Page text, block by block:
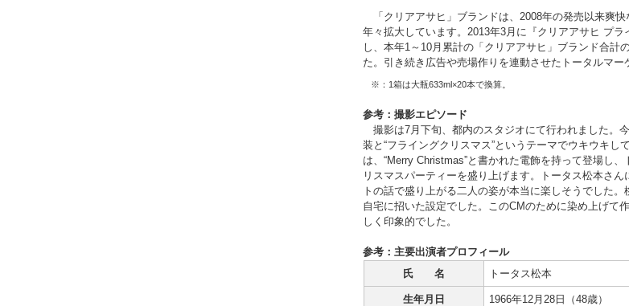
「クリアアサヒ」ブランドは、2008年の発売以来爽
年々拡大しています。2013年3月に『クリアアサヒ プ
し、本年1～10月累計の「クリアアサヒ」ブランド合計
た。引き続き広告や売場作りを連動させたトータルマ
※：1箱は大瓶633ml×20本で換算。
参考：撮影エピソード
撮影は7月下旬、都内のスタジオにて行われました。
装と“フライングクリスマス”というテーマでウキウキ
は、“Merry Christmas”と書かれた電飾を持って登場し
リスマスパーティーを盛り上げます。トータス松本さ
トの話で盛り上がる二人の姿が本当に楽しそうでした
自宅に招いた設定でした。このCMのために染め上げて
しく印象的でした。
参考：主要出演者プロフィール
氏 名
トータス松本
生年月日 1966年12月28日（48歳）